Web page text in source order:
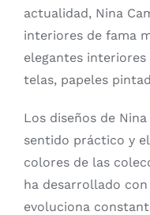
actualidad, Nina
interiores de fama
elegantes
telas, papeles
Los diseños de
sentido práctico y
colores de las
ha desarrollado
evoluciona